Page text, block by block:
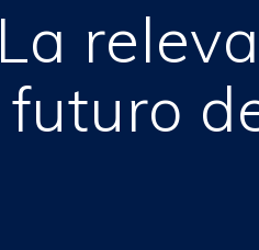
La
futuro